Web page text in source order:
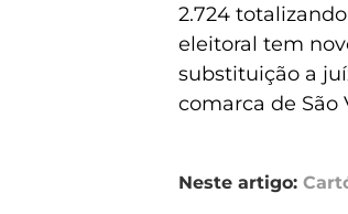
2.724
eleitoral tem
substituição a
comarca de São
Neste artigo: